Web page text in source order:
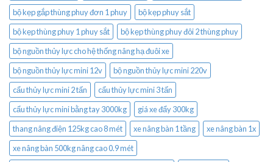
bộ kẹp gắp thùng phuy đơn 1 phuy
bộ kẹp phuy sắt
bộ kẹp thùng phuy 1 phuy sắt
bộ kẹp thùng phuy đôi 2 thùng phuy
bộ nguồn thủy lực cho hệ thống nâng hạ đuôi xe
bộ nguồn thủy lực mini 12v
bộ nguồn thủy lực mini 220v
cẩu thủy lực mini 2 tấn
cẩu thủy lực mini 3 tấn
cẩu thủy lực mini bằng tay 3000kg
giá xe đẩy 300kg
thang nâng điện 125kg cao 8 mét
xe nâng bàn 1 tầng
xe nâng bàn 1x
xe nâng bàn 500kg nâng cao 0.9 mét